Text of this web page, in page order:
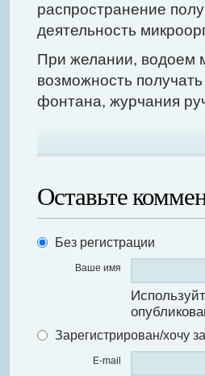
распространение
деятельность
При желании, водоем
возможность
фонтана, журчания
Оставьте
Без регистрации
Ваше имя
Зарегистрирован/хочу
E-mail